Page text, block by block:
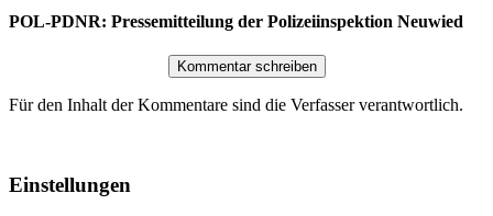
POL-PDNR: Pressemitteilung der Polizeiinspektion Neuwied
Für den Inhalt der Kommentare sind die Verfasser verantwortlich.
Einstellungen